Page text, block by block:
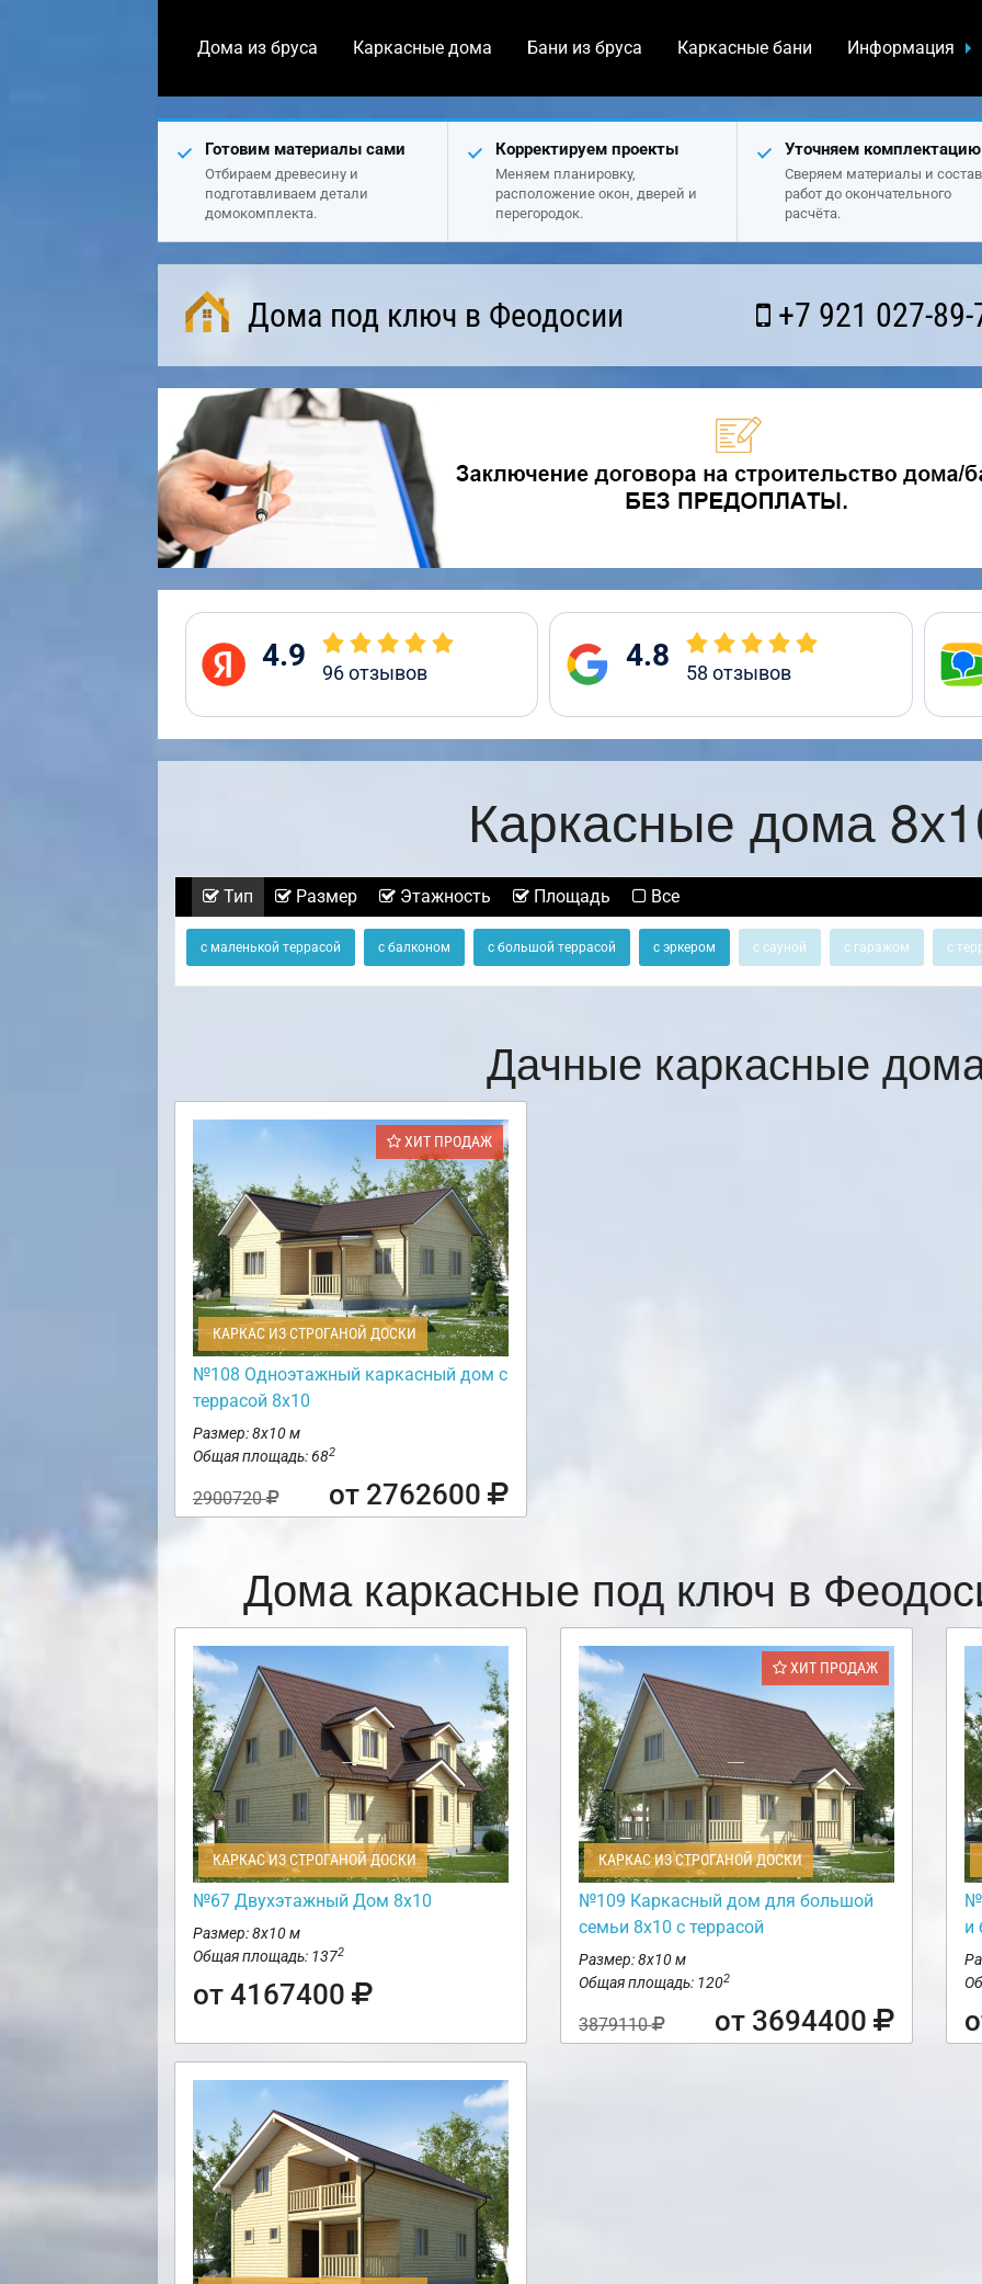
Дома из бруса Каркасные дома Бани из бруса Каркасные бани Информация
Готовим материалы сами
Отбираем древесину и
подготавливаем детали
домокомплекта.
Корректируем проекты
Меняем планировку,
расположение окон, дверей и
перегородок.
Уточняем комплектацию
Сверяем материалы и состав
работ до окончательного
расчёта.
Дома под ключ в Феодосии +7 921 027-89-
4.9 96отзывов 4.8 58 отзывов
Каркасные дома
Тип Размер Этажность Площадь Все
с маленькой террасой с балконом с большой террасой с эркером с сауной с гаражом с
Дачные каркасные
ХИТ ПРОДАЖ
КАРКАС ИЗ СТРОГАНОЙ ДОСКИ
№108 Одноэтажный каркасный дом с
террасой 8х10
Размер: 8х10 м
Общая площадь: 682
2900720 от 2762600
Дома каркасные под ключ в
КАРКАС ИЗ СТРОГАНОЙ ДОСКИ
№67 Двухэтажный Дом 8х10
Размер: 8х10 м
Общая площадь: 1372
от 4167400
ХИТ ПРОДАЖ
КАРКАС ИЗ СТРОГАНОЙ ДОСКИ
№109 Каркасный дом для большой
семьи 8х10 с террасой
Размер: 8х10 м
Общая площадь: 1202
3879110 от 3694400
и